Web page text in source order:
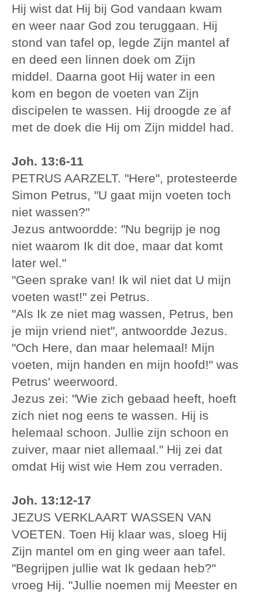
Hij wist dat Hij bij God vandaan kwam
en weer naar God zou teruggaan. Hij
stond van tafel op, legde Zijn mantel af
en deed een linnen doek om Zijn
middel. Daarna goot Hij water in een
kom en begon de voeten van Zijn
discipelen te wassen. Hij droogde ze af
met de doek die Hij om Zijn middel had.
Joh. 13:6-11
PETRUS AARZELT. "Here", protesteerde
Simon Petrus, "U gaat mijn voeten toch
niet wassen?"
Jezus antwoordde: "Nu begrijp je nog
niet waarom Ik dit doe, maar dat komt
later wel."
"Geen sprake van! Ik wil niet dat U mijn
voeten wast!" zei Petrus.
"Als Ik ze niet mag wassen, Petrus, ben
je mijn vriend niet", antwoordde Jezus.
"Och Here, dan maar helemaal! Mijn
voeten, mijn handen en mijn hoofd!" was
Petrus' weerwoord.
Jezus zei: "Wie zich gebaad heeft, hoeft
zich niet nog eens te wassen. Hij is
helemaal schoon. Jullie zijn schoon en
zuiver, maar niet allemaal." Hij zei dat
omdat Hij wist wie Hem zou verraden.
Joh. 13:12-17
JEZUS VERKLAART WASSEN VAN
VOETEN. Toen Hij klaar was, sloeg Hij
Zijn mantel om en ging weer aan tafel.
"Begrijpen jullie wat Ik gedaan heb?"
vroeg Hij. "Jullie noemen mij Meester en